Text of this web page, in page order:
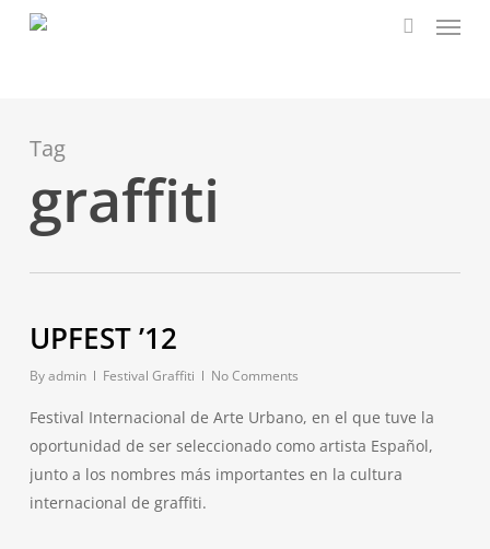
Menu
Tag
graffiti
UPFEST ’12
Byadmin Festival Graffiti No Comments
Festival Internacional de Arte Urbano, en el que tuve la
oportunidad de ser seleccionado como artista Español,
junto a los nombres más importantes en la cultura
internacional de graffiti.